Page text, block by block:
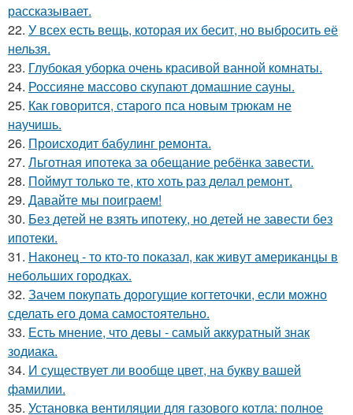
рассказывает.
22. У всех есть вещь, которая их бесит, но выбросить её
нельзя.
23. Глубокая уборка очень красивой ванной комнаты.
24. Россияне массово скупают домашние сауны.
25. Как говорится, старого пса новым трюкам не
научишь.
26. Происходит бабулинг ремонта.
27. Льготная ипотека за обещание ребёнка завести.
28. Поймут только те, кто хоть раз делал ремонт.
29. Давайте мы поиграем!
30. Без детей не взять ипотеку, но детей не завести без
ипотеки.
31. Наконец - то кто-то показал, как живут американцы в
небольших городках.
32. Зачем покупать дорогущие когтеточки, если можно
сделать его дома самостоятельно.
33. Есть мнение, что девы - самый аккуратный знак
зодиака.
34. И существует ли вообще цвет, на букву вашей
фамилии.
35. Установка вентиляции для газового котла: полное